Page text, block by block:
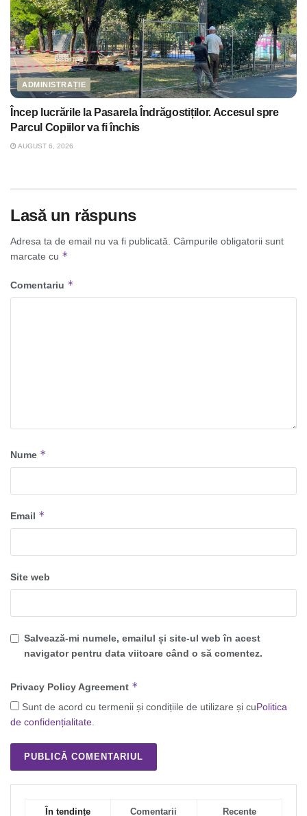
ADMINISTRAȚIE
Încep lucrările la Pasarela Îndrăgostiților. Accesul spre
Parcul Copiilor va fi închis
AUGUST 6, 2026
Lasă un răspuns
Adresa ta de email nu va fi publicată. Câmpurile obligatorii sunt
marcate cu *
Comentariu *
Nume *
Email *
Site web
Salvează-mi numele, emailul și site-ul web în acest
navigator pentru data viitoare când o să comentez.
Privacy Policy Agreement *
Sunt de acord cu termenii și condițiile de utilizare și cuPolitica
de confidențialitate.
În tendințe Comentarii Recente